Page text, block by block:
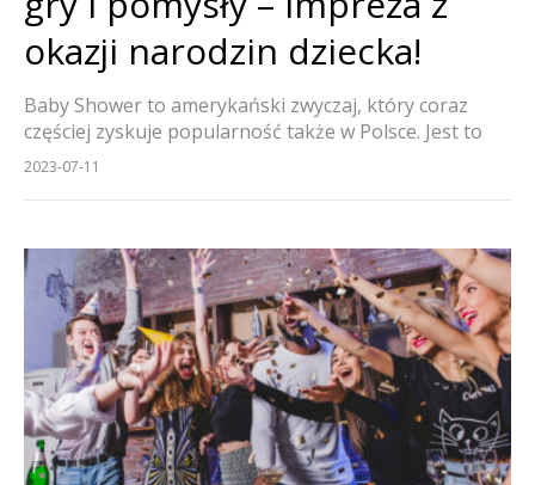
okazji narodzin dziecka!
Baby Shower to amerykański zwyczaj, który coraz
częściej zyskuje popularność także w Polsce. Jest to
impreza organizowana na cześć przyszłej mamy i
Sprawdź nasze propozycje!
2023-07-11